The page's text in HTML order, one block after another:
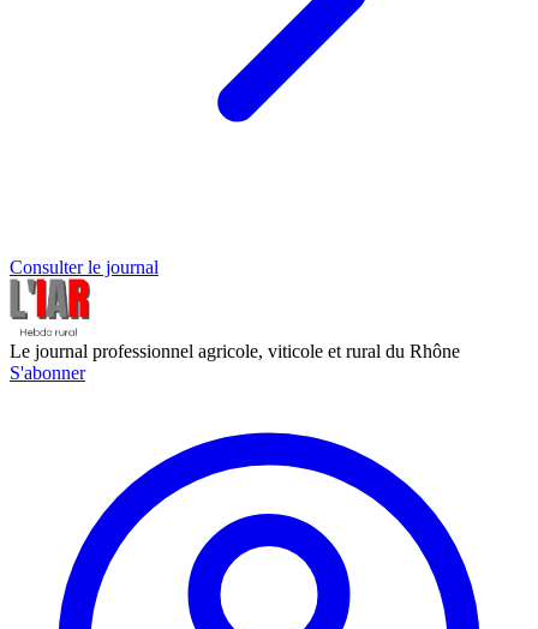
Consulter le journal
Le journal professionnel agricole, viticole et rural du Rhône
S'abonner